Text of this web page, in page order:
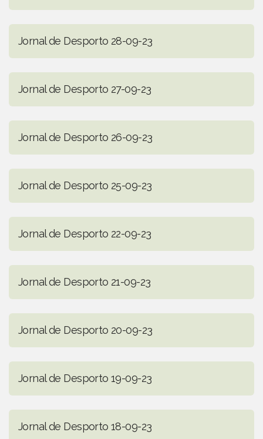
Jornal de Desporto 28-09-23
Jornal de Desporto 27-09-23
Jornal de Desporto 26-09-23
Jornal de Desporto 25-09-23
Jornal de Desporto 22-09-23
Jornal de Desporto 21-09-23
Jornal de Desporto 20-09-23
Jornal de Desporto 19-09-23
Jornal de Desporto 18-09-23